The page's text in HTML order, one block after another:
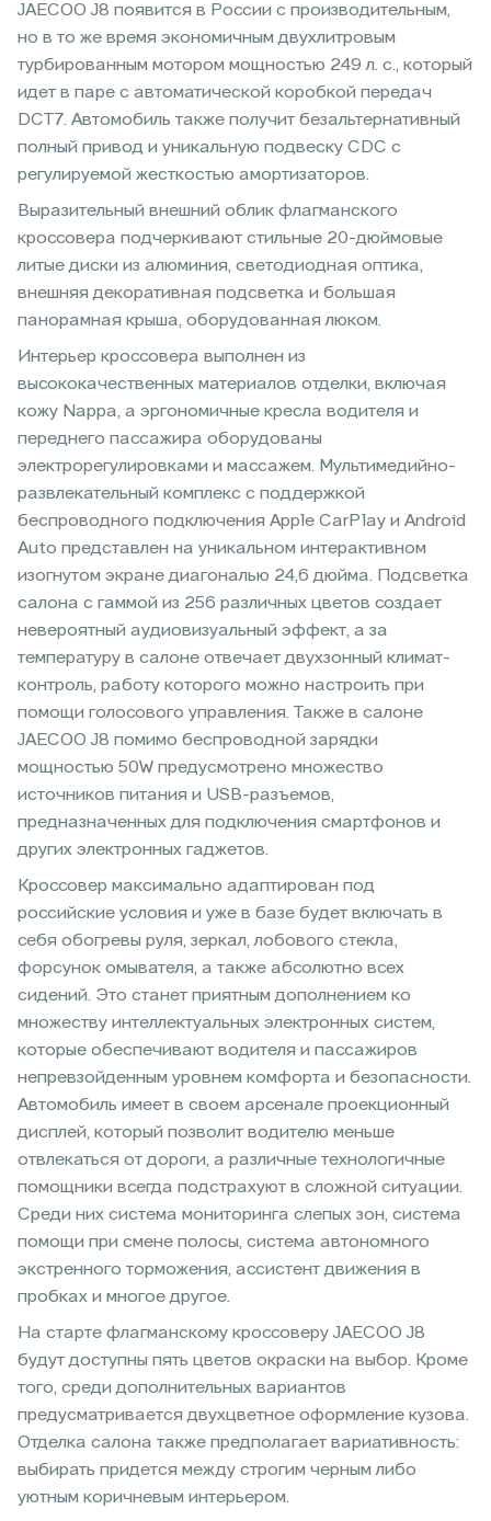
JAECOO J8 появится в России с производительным,
но в то же время экономичным двухлитровым
турбированным мотором мощностью 249 л. с., который
идет в паре с автоматической коробкой передач
DCT7. Автомобиль также получит безальтернативный
полный привод и уникальную подвеску CDC c
регулируемой жесткостью амортизаторов.
Выразительный внешний облик флагманского
кроссовера подчеркивают стильные 20-дюймовые
литые диски из алюминия, светодиодная оптика,
внешняя декоративная подсветка и большая
панорамная крыша, оборудованная люком.
Интерьер кроссовера выполнен из
высококачественных материалов отделки, включая
кожу Nappa, а эргономичные кресла водителя и
переднего пассажира оборудованы
электрорегулировками и массажем. Мультимедийно-
развлекательный комплекс с поддержкой
беспроводного подключения Apple CarPlay и Android
Auto представлен на уникальном интерактивном
изогнутом экране диагональю 24,6 дюйма. Подсветка
салона с гаммой из 256 различных цветов создает
невероятный аудиовизуальный эффект, а за
температуру в салоне отвечает двухзонный климат-
контроль, работу которого можно настроить при
помощи голосового управления. Также в салоне
JAECOO J8 помимо беспроводной зарядки
мощностью 50W предусмотрено множество
источников питания и USB-разъемов,
предназначенных для подключения смартфонов и
других электронных гаджетов.
Кроссовер максимально адаптирован под
российские условия и уже в базе будет включать в
себя обогревы руля, зеркал, лобового стекла,
форсунок омывателя, а также абсолютно всех
сидений. Это станет приятным дополнением ко
множеству интеллектуальных электронных систем,
которые обеспечивают водителя и пассажиров
непревзойденным уровнем комфорта и безопасности.
Автомобиль имеет в своем арсенале проекционный
дисплей, который позволит водителю меньше
отвлекаться от дороги, а различные технологичные
помощники всегда подстрахуют в сложной ситуации.
Среди них система мониторинга слепых зон, система
помощи при смене полосы, система автономного
экстренного торможения, ассистент движения в
пробках и многое другое.
На старте флагманскому кроссоверу JAECOO J8
будут доступны пять цветов окраски на выбор. Кроме
того, среди дополнительных вариантов
предусматривается двухцветное оформление кузова.
Отделка салона также предполагает вариативность:
выбирать придется между строгим черным либо
уютным коричневым интерьером.